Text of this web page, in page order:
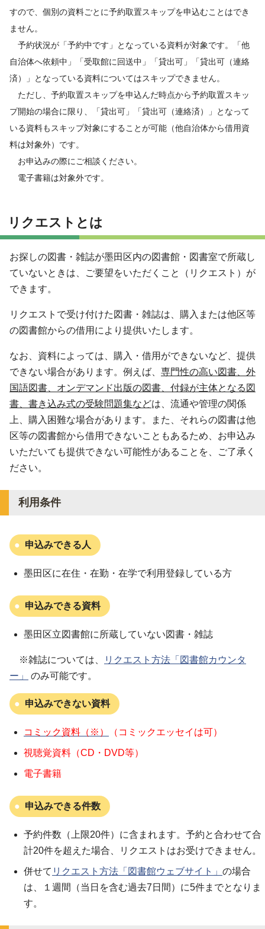
すので、個別の資料ごとに予約取置スキップを申込むことはでき
ません。
予約状況が「予約中です」となっている資料が対象です。「他
自治体へ依頼中」「受取館に回送中」「貸出可」「貸出可（連絡
済）」となっている資料についてはスキップできません。
ただし、予約取置スキップを申込んだ時点から予約取置スキッ
プ開始の場合に限り、「貸出可」「貸出可（連絡済）」となって
いる資料もスキップ対象にすることが可能（他自治体から借用資
料は対象外）です。
お申込みの際にご相談ください。
電子書籍は対象外です。
リクエストとは
お探しの図書・雑誌が墨田区内の図書館・図書室で所蔵し
ていないときは、ご要望をいただくこと（リクエスト）が
できます。
リクエストで受け付けた図書・雑誌は、購入または他区等
の図書館からの借用により提供いたします。
なお、資料によっては、購入・借用ができないなど、提供
できない場合があります。例えば、 専門性の高い図書、外
国語図書、オンデマンド出版の図書、付録が主体となる図
書、書き込み式の受験問題集などは、流通や管理の関係
上、購入困難な場合があります。また、それらの図書は他
区等の図書館から借用できないこともあるため、お申込み
いただいても提供できない可能性があることを、ご了承く
ださい。
利用条件
申込みできる人
墨田区に在住・在勤・在学で利用登録している方
申込みできる資料
墨田区立図書館に所蔵していない図書・雑誌
※雑誌については、
リクエスト方法「図書館カウンタ
ー」
のみ可能です。
申込みできない資料
コミック資料（※） （コミックエッセイは可）
視聴覚資料（CD・DVD等）
電子書籍
申込みできる件数
予約件数（上限20件）に含まれます。予約と合わせて合
計20件を超えた場合、リクエストはお受けできません。
併せて リクエスト方法「図書館ウェブサイト」 の場合
は、１週間（当日を含む過去7日間）に5件までとなりま
す。